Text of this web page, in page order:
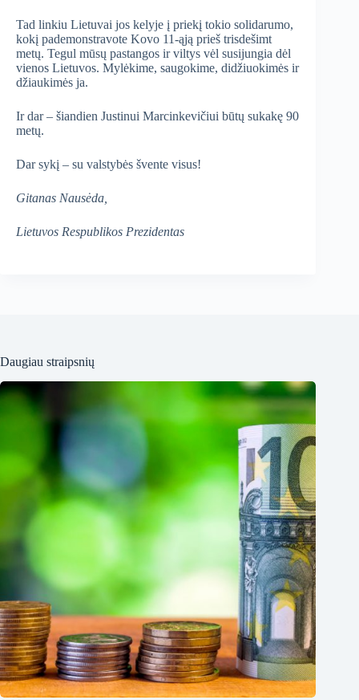
Tad linkiu Lietuvai jos kelyje į priekį tokio solidarumo,
kokį pademonstravote Kovo 11-ąją prieš trisdešimt
metų. Tegul mūsų pastangos ir viltys vėl susijungia dėl
vienos Lietuvos. Mylėkime, saugokime, didžiuokimės ir
džiaukimės ja.
Ir dar – šiandien Justinui Marcinkevičiui būtų sukakę 90
metų.
Dar sykį – su valstybės švente visus!
Gitanas Nausėda,
Lietuvos Respublikos Prezidentas
Daugiau straipsnių